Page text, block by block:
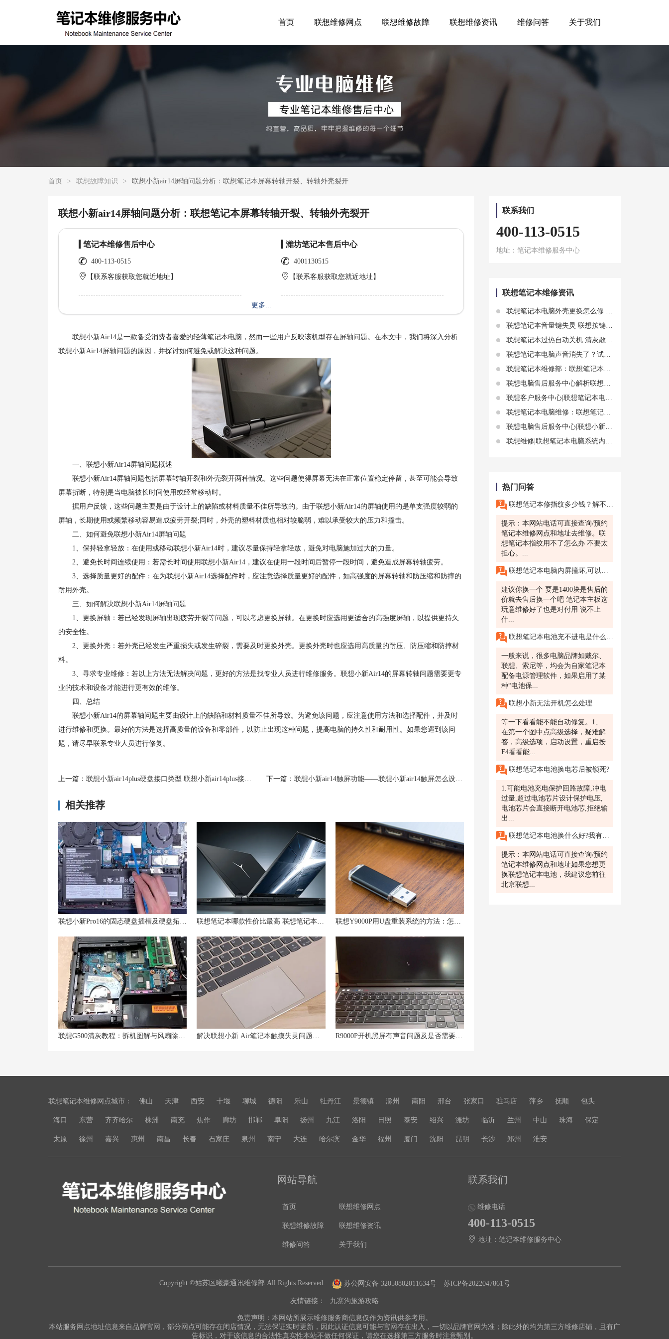
首页 联想维修网点 联想维修故障 联想维修资讯 维修问答 关于我们
首页 > 联想故障知识 > 联想小新air14屏轴问题分析：联想笔记本屏幕转轴开裂、转轴外壳裂开
联想小新air14屏轴问题分析：联想笔记本屏幕转轴开裂、转轴外壳裂开
笔记本维修售后中心
400-113-0515
【联系客服获取您就近地址】
潍坊笔记本售后中心
4001130515
【联系客服获取您就近地址】
更多...
联想小新Air14是一款备受消费者喜爱的轻薄笔记本电脑，然而一些用户反映该机型存在屏轴问题。在本文中，我们将深入分析
联想小新Air14屏轴问题的原因，并探讨如何避免或解决这种问题。
一、联想小新Air14屏轴问题概述
联想小新Air14屏轴问题包括屏幕转轴开裂和外壳裂开两种情况。这些问题使得屏幕无法在正常位置稳定停留，甚至可能会导致
屏幕折断，特别是当电脑被长时间使用或经常移动时。
据用户反馈，这些问题主要是由于设计上的缺陷或材料质量不佳所导致的。由于联想小新Air14的屏轴使用的是单支强度较弱的
屏轴，长期使用或频繁移动容易造成疲劳开裂;同时，外壳的塑料材质也相对较脆弱，难以承受较大的压力和撞击。
二、如何避免联想小新Air14屏轴问题
1、保持轻拿轻放：在使用或移动联想小新Air14时，建议尽量保持轻拿轻放，避免对电脑施加过大的力量。
2、避免长时间连续使用：若需长时间使用联想小新Air14，建议在使用一段时间后暂停一段时间，避免造成屏幕转轴疲劳。
3、选择质量更好的配件：在为联想小新Air14选择配件时，应注意选择质量更好的配件，如高强度的屏幕转轴和防压缩和防摔的
耐用外壳。
三、如何解决联想小新Air14屏轴问题
1、更换屏轴：若已经发现屏轴出现疲劳开裂等问题，可以考虑更换屏轴。在更换时应选用更适合的高强度屏轴，以提供更持久
的安全性。
2、更换外壳：若外壳已经发生严重损失或发生碎裂，需要及时更换外壳。更换外壳时也应选用高质量的耐压、防压缩和防摔材
料。
3、寻求专业维修：若以上方法无法解决问题，更好的方法是找专业人员进行维修服务。联想小新Air14的屏幕转轴问题需要更专
业的技术和设备才能进行更有效的维修。
四、总结
联想小新Air14的屏幕轴问题主要由设计上的缺陷和材料质量不佳所导致。为避免该问题，应注意使用方法和选择配件，并及时
进行维修和更换。最好的方法是选择高质量的设备和零部件，以防止出现这种问题，提高电脑的持久性和耐用性。如果您遇到该问
题，请尽早联系专业人员进行修复。
上一篇： 联想小新air14plus硬盘接口类型 联想小新air14plus接口详解 下一篇： 联想小新air14触屏功能——联想小新air14触屏怎么设置？可以触屏吗？
相关推荐
R9000P开机黑屏有声音问题及是否需要更换机器的解决方法
联系我们
400-113-0515
地址：笔记本维修服务中心
联想笔记本维修资讯
联想笔记本电脑外壳更换怎么修 联想笔记本售后维修分享外壳更换步骤
联想笔记本音量键失灵 联想按键故障分析
联想笔记本过热自动关机 清灰散热维修指南
联想笔记本电脑声音消失了？试试这些方法恢复正常
联想笔记本维修部：联想笔记本电脑触摸板突然用不了原因分析
联想电脑售后服务中心解析联想笔记本电脑充不上电的原因和解决方法
联想客户服务中心|联想笔记本电脑键盘和触摸板失灵故障
联想笔记本电脑维修：联想笔记本键盘坏了如何维修处理
联想电脑售后服务中心|联想小新笔记本电脑麦克风对方听不到故障分析
联想维修|联想笔记本电脑系统内存一般多大 配置是怎么样的
热门问答
联想笔记本修指纹多少钱？解不开锁了是什么原因？苏州联想正版售后好吗？服务怎么样？
提示：本网站电话可直接查询/预约
笔记本维修网点和地址去维修。联
想笔记本指纹用不了怎么办 不要太
担心。...
联想笔记本电脑内屏撞坏,可以换好吗?价格好不好?
建议你换一个 要是1400块是售后的
价就去售后换一个吧 笔记本主板这
玩意维修好了也是对付用 说不上
什...
联想笔记本电池充不进电是什么故障
一般来说，很多电脑品牌如戴尔、
联想、索尼等，均会为自家笔记本
配备电源管理软件，如果启用了某
种“电池保...
联想小新无法开机怎么处理
等一下看看能不能自动修复。1、
在第一个图中点高级选择，疑难解
答，高级选项，启动设置，重启按
F4看看能...
联想笔记本电池换电芯后被锁死?
1.可能电池充电保护回路故障,冲电
过量,超过电池芯片设计保护电压,
电池芯片会直接断开电池芯,拒绝输
出...
联想笔记本电池换什么好?我有一台联想笔记本电脑，使用了几年后发现电池续航时间明显变短，想更换一个新的电池。请问北京联想售后维修服务网点有哪些可靠的电池推荐?
提示：本网站电话可直接查询/预约
笔记本维修网点和地址如果您想更
换联想笔记本电池，我建议您前往
北京联想...
联想笔记本维修网点城市： 佛山 天津 西安 十堰 聊城 德阳 乐山 牡丹江 景德镇 滁州 南阳 邢台 张家口 驻马店 萍乡 抚顺 包头
海口 东营 齐齐哈尔 株洲 南充 焦作 廊坊 邯郸 阜阳 扬州 九江 洛阳 日照 泰安 绍兴 潍坊 临沂 兰州 中山 珠海 保定
太原 徐州 嘉兴 惠州 南昌 长春 石家庄 泉州 南宁 大连 哈尔滨 金华 福州 厦门 沈阳 昆明 长沙 郑州 淮安
网站导航
首页 联想维修网点
联想维修故障 联想维修资讯
维修问答 关于我们
联系我们
维修电话
400-113-0515
地址：笔记本维修服务中心
Copyright ©姑苏区曦豪通讯维修部 All Rights Reserved. 苏公网安备 32050802011634号 苏ICP备2022047861号
友情链接： 九寨沟旅游攻略
免责声明：本网站所展示维修服务商信息仅作为资讯供参考用。
本站服务网点地址信息来自品牌官网，部分网点可能存在闭店情况，无法保证实时更新，因此认证信息可能与官网存在出入，一切以品牌官网为准；除此外的均为第三方维修店铺，且有广
告标识，对于该信息的合法性真实性本站不做任何保证，请您在选择第三方服务时注意甄别。